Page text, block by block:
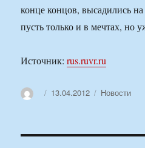
конце концов, высадились
пусть только и в мечтах, но
Источник:rus.ruvr.ru
АвторОпубликовано
13.04.2012 Рубрики
Новости